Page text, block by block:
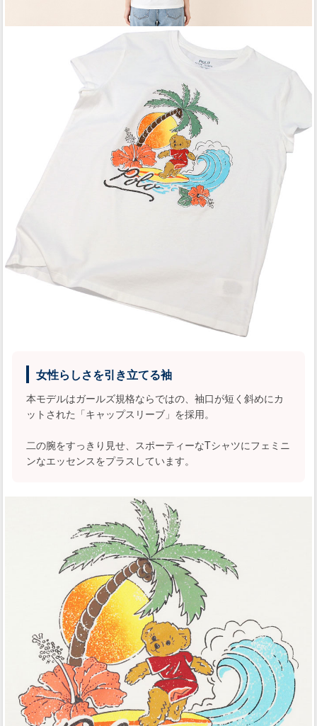
女性らしさを引き立てる袖
本モデルはガールズ規格ならではの、袖口が短く斜めにカ
ットされた「キャップスリーブ」を採用。
二の腕をすっきり見せ、スポーティーなTシャツにフェミニ
ンなエッセンスをプラスしています。